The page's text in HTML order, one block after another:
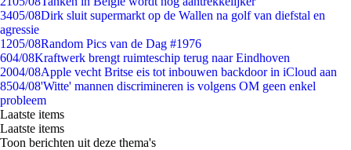
3405/08Dirk sluit supermarkt op de Wallen na golf van diefstal en
agressie
1205/08Random Pics van de Dag #1976
604/08Kraftwerk brengt ruimteschip terug naar Eindhoven
2004/08Apple vecht Britse eis tot inbouwen backdoor in iCloud aan
8504/08'Witte' mannen discrimineren is volgens OM geen enkel
probleem
Laatste items
Laatste items
Toon berichten uit deze thema's